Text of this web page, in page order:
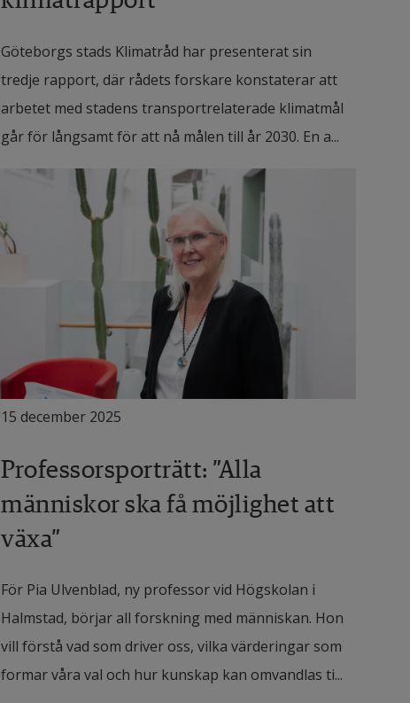
Göteborgs stads Klimatråd har presenterat sin
tredje rapport, där rådets forskare konstaterar att
arbetet med stadens transportrelaterade klimatmål
går för långsamt för att nå målen till år 2030. En a...
15 december 2025
Professorsporträtt: ”Alla
människor ska få möjlighet att
växa”
För Pia Ulvenblad, ny professor vid Högskolan i
Halmstad, börjar all forskning med människan. Hon
vill förstå vad som driver oss, vilka värderingar som
formar våra val och hur kunskap kan omvandlas ti...